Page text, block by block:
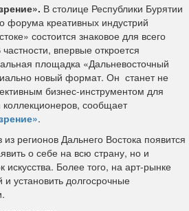
В столице Республики Бурятии
форума креативных индустрий
состоится знаковое для всего
впервые откроется
площадка «Дальневосточный
новый формат. Он станет не
бизнес-инструментом для
коллекционеров, сообщает
.
регионов Дальнего Востока появится
о себе на всю страну, но и
Более того, на арт-рынке
установить долгосрочные